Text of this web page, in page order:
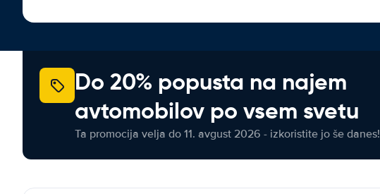
Do 20% popusta na najem
avtomobilov po vsem svetu
Ta promocija velja do 11. avgust 2026 - izkoristite jo še danes!